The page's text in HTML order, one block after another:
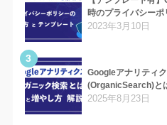
時のプライバシー
2023年3月10日
3
Googleアナリティ
(OrganicSearch)と
2025年8月23日